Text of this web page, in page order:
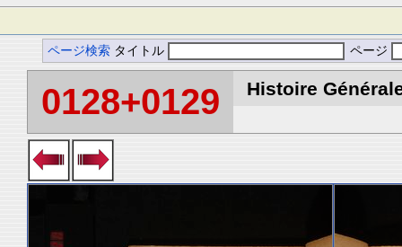
ページ検索 タイトル ページ
0128+0129 Histoire